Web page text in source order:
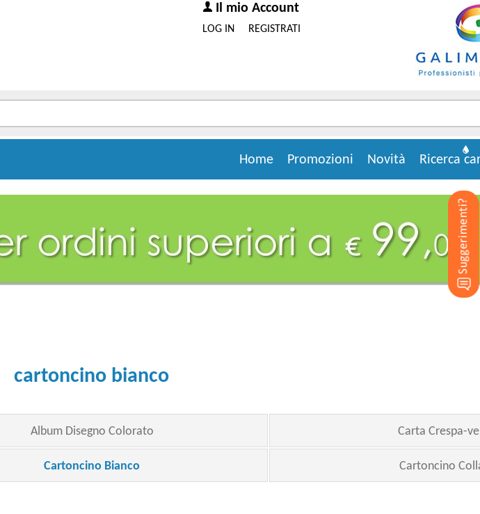
Il mio Account
REGISTRATI
LOG IN
Ricerca
Novità
Promozioni
Home
cartoncino bianco
Album Disegno Colorato Carta Crespa-
Cartoncino Bianco Cartoncino